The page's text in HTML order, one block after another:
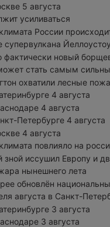
5 августа
усиливаться
России
фактически новый
стать самым
охватили лесные
4 августа
4 августа
Петербурге 4 августа
4 августа
повлияло на
иссушил Европу и
нынешнего лета
обновлён
августа в Санкт-
3 августа
3 августа